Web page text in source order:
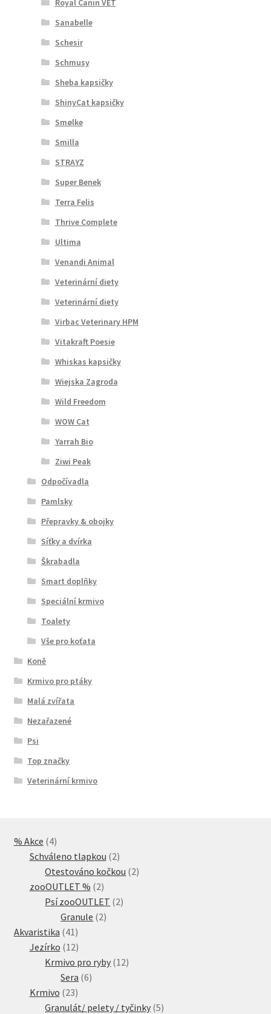
Royal Canin VET
Sanabelle
Schesir
Schmusy
Sheba kapsičky
ShinyCat kapsičky
Smølke
Smilla
STRAYZ
Super Benek
Terra Felis
Thrive Complete
Ultima
Venandi Animal
Veterinární diety
Veterinární diety
Virbac Veterinary HPM
Vitakraft Poesie
Whiskas kapsičky
Wiejska Zagroda
Wild Freedom
WOW Cat
Yarrah Bio
Ziwi Peak
Odpočívadla
Pamlsky
Přepravky & obojky
Síťky a dvírka
Škrabadla
Smart doplňky
Speciální krmivo
Toalety
Vše pro koťata
Koně
Krmivo pro ptáky
Malá zvířata
Nezařazené
Psi
Top značky
Veterinární krmivo
% Akce 44
produkty
Schváleno tlapkou 22
produkty
Otestováno kočkou 22
zooOUTLET % 22
produkty
Psí zooOUTLET 22
Granule 22
Akvaristika 41 41
produktů
Jezírko 1212
produktů
Krmivo pro ryby 1212
Sera 66
Krmivo 2323
produktů
Granulát/ pelety / tyčinky 55